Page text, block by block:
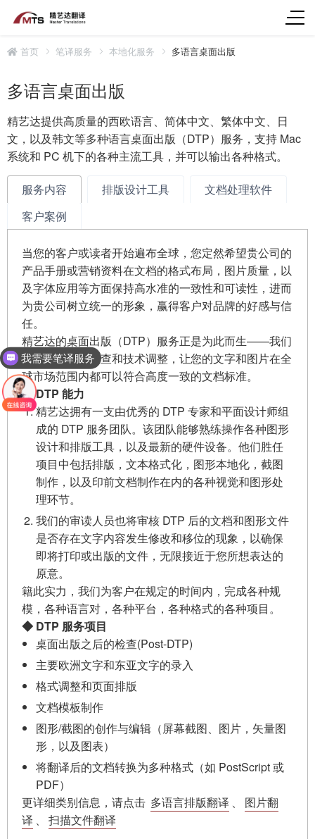
首页 笔译服务 本地化服务 多语言桌面出版
多语言桌面出版
精艺达提供高质量的西欧语言、简体中文、繁体中文、日
文，以及韩文等多种语言桌面出版（DTP）服务，支持 Mac
系统和 PC 机下的各种主流工具，并可以输出各种格式。
服务内容 排版设计工具
文档处理软件
客户案例
当您的客户或读者开始遍布全球，您定然希望贵公司的
产品手册或营销资料在文档的格式布局，图片质量，以
及字体应用等方面保持高水准的一致性和可读性，进而
为贵公司树立统一的形象，赢得客户对品牌的好感与信
任。
精艺达的桌面出版（DTP）服务正是为此而生——我们
以精细的人工检查和技术调整，让您的文字和图片在全
球市场范围内都可以符合高度一致的文档标准。
◆ DTP 能力
精艺达拥有一支由优秀的 DTP 专家和平面设计师组
成的 DTP 服务团队。该团队能够熟练操作各种图形
设计和排版工具，以及最新的硬件设备。他们胜任
项目中包括排版，文本格式化，图形本地化，截图
制作，以及印前文档制作在内的各种视觉和图形处
理环节。
我们的审读人员也将审核 DTP 后的文档和图形文件
是否存在文字内容发生修改和移位的现象，以确保
即将打印或出版的文件，无限接近于您所想表达的
原意。
籍此实力，我们为客户在规定的时间内，完成各种规
模，各种语言对，各种平台，各种格式的各种项目。
◆ DTP 服务项目
桌面出版之后的检查(Post-DTP)
主要欧洲文字和东亚文字的录入
格式调整和页面排版
文档模板制作
图形/截图的创作与编辑（屏幕截图、图片，矢量图
形，以及图表）
将翻译后的文档转换为多种格式（如 PostScript 或
PDF）
更详细类别信息，请点击 多语言排版翻译 、
图片翻
译 、 扫描文件翻译
我需要笔译服务